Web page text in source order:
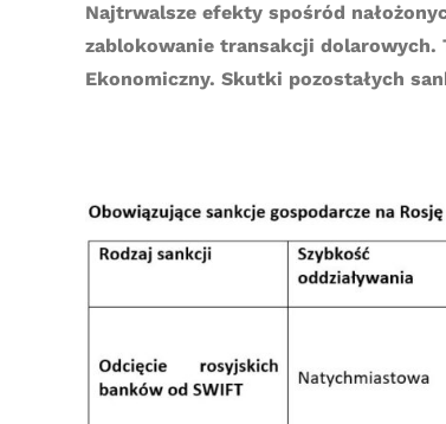
Najtrwalsze efekty spośród
zablokowanie transakcji dolarowych.
Ekonomiczny. Skutki pozostałych